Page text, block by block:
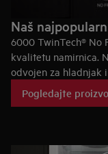
Naš
6000 TwinTech® No
kvalitetu namirnica.
odvojen za hladnjak
zamrzivaču.
Pogledajte